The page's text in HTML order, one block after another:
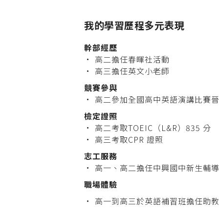
我的學習歷程多元表現
幹部經歷
• 高二擔任春暉社活動
• 高三擔任英文小老師
競賽參與
• 高二參加全國高中英語演講比賽
檢定證照
• 高二考取TOEIC（L&R）835 分
• 高三考取CPR 證照
志工服務
• 高一、高二擔任中興國中新生輔
職場體驗
• 高一到高三於英語補習班擔任助教